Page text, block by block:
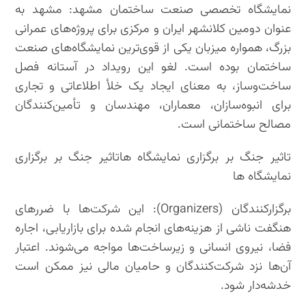
نمایشگاه تخصصی صنعت ساختمان مشهد: مشهد به
عنوان دومین کلانشهر ایران و مرکزی برای پروژه‌های عمرانی
بزرگ، همواره میزبان یکی از قوی‌ترین نمایشگاه‌های صنعت
ساختمان بوده است. لغو این رویداد در آستانه فصل
ساخت‌وساز، به معنای ایجاد یک خلأ اطلاعاتی و تجاری
برای انبوه‌سازان، معماران، مهندسان و تأمین‌کنندگان
مصالح ساختمانی است.
تاثیر جنگ بر برگزاری نمایشگاه هاتاثیر جنگ بر برگزاری
نمایشگاه ها
برگزارکنندگان (Organizers): این شرکت‌ها با ضررهای
هنگفت ناشی از هزینه‌های انجام شده برای بازاریابی، اجاره
فضا، نیروی انسانی و زیرساخت‌ها مواجه می‌شوند. اعتبار
آن‌ها نزد شرکت‌کنندگان و حامیان مالی نیز ممکن است
خدشه‌دار شود.